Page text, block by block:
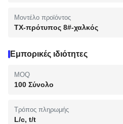
Μοντέλο προϊόντος
TX-πρότυπος 8#-χαλκός
Εμπορικές ιδιότητες
MOQ
100 Σύνολο
Τρόπος πληρωμής
L/c, t/t